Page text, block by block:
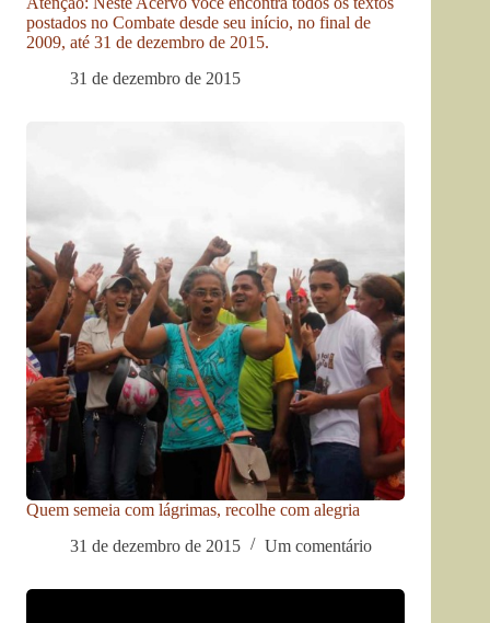
postados no Combate desde seu início, no final de
2009, até 31 de dezembro de 2015.
31 de dezembro de 2015
Quem semeia com lágrimas, recolhe com alegria
31 de dezembro de 2015
Um comentário